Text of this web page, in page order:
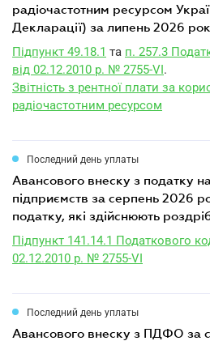
радіочастотним ресурсом
Декларації) за липень 2026
Підпункт 49.18.1 та п. 257.3
від 02.12.2010 р. № 2755-VI.
Звітність з рентної плати за
радіочастотним ресурсом
Последний день уплаты
авансового внеску з податку на прибуток
підприємств за серпень 2026
податку, які здійснюють
Підпункт 141.14.1 Податкового
02.12.2010 р. № 2755-VI
Последний день уплаты
авансового внеску з ПДФО за серпень 2026 року